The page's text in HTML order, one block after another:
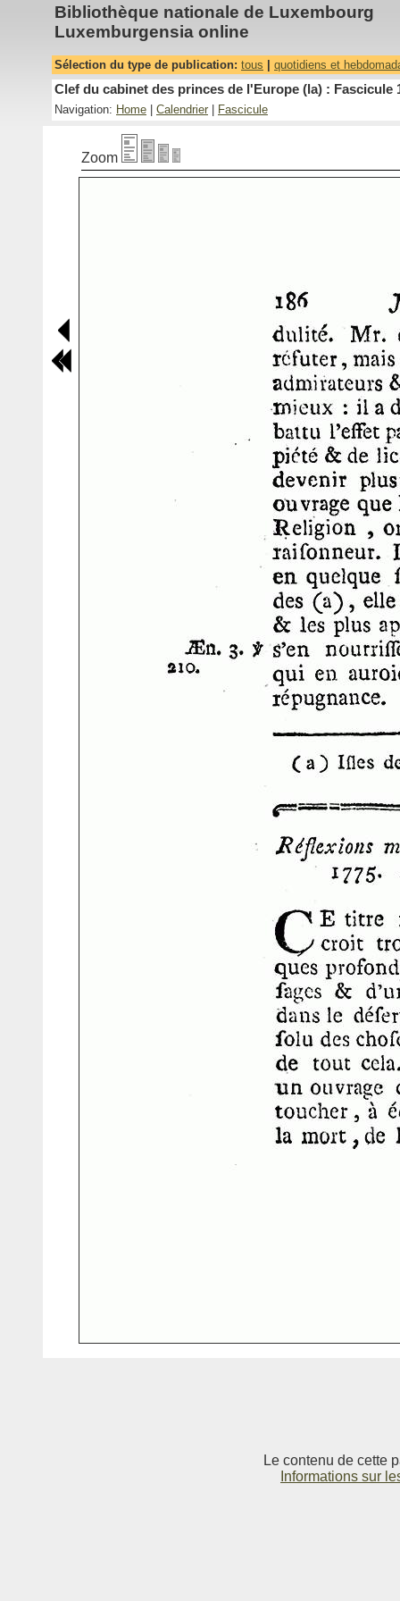
Bibliothèque nationale de Luxembourg
Luxemburgensia online
Sélection du type de publication: tous quotidiens et
Clef du cabinet des princes de l'Europe (la) : Fascicule
Navigation: Home Calendrier Fascicule
Zoom
Le contenu de cette
Informations sur